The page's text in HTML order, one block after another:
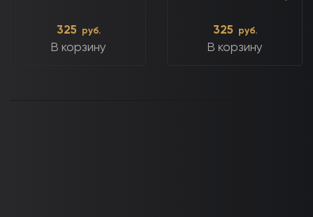
325 руб.
В корзину
325 руб.
В корзину